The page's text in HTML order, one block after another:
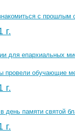
с прошлым
г.
для епархиальных
провели обучающие
г.
день памяти святой
г.